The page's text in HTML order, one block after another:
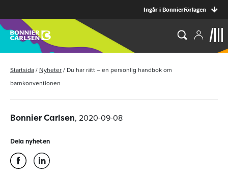
Ingår i Bonnierförlagen
Startsida/ Nyheter/ Du har rätt – en personlig handbok om
barnkonventionen
Bonnier Carlsen, 2020-09-08
Dela nyheten